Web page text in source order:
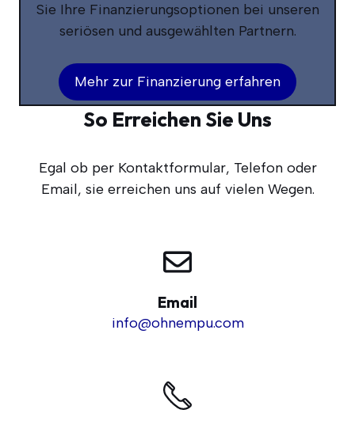
Sie Ihre Finan­zie­rungs­op­tio­nen bei unse­ren
seriö­sen und aus­ge­wähl­ten Partnern.
Mehr zur Finan­zie­rung erfahren
So Erreichen Sie Uns
Egal ob per Kon­takt­for­mu­lar, Tele­fon oder
Email, sie errei­chen uns auf vie­len Wegen.
Email
info@ohnempu.com